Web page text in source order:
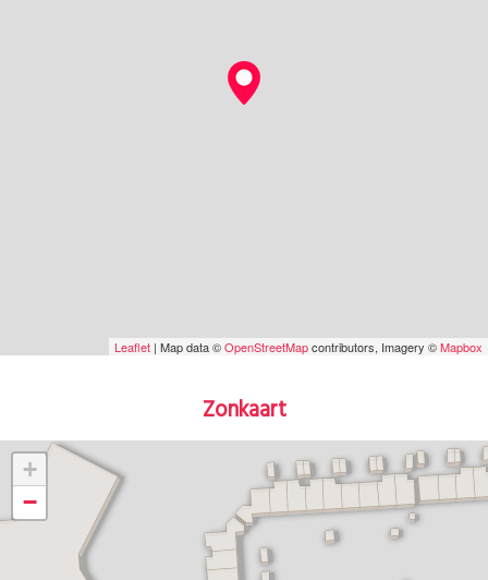
Leaflet | Map data ©OpenStreetMapcontributors, Imagery ©Mapbox
Zonkaart
+
−